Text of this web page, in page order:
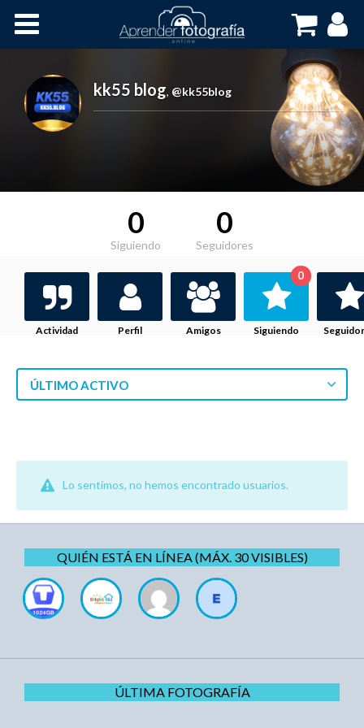
Cursos OnLine
kk55 blog, @kk55blog
0
Siguiendo
0
Seguidores
Actividad Perfil Amigos Siguiendo
0
ÚLTIMO ACTIVO
Lo sentimos, no hemos encontrado usuarios.
QUIÉN ESTÁ EN LÍNEA (MÁX. 30 VISIBLES)
ÚLTIMA FOTOGRAFÍA